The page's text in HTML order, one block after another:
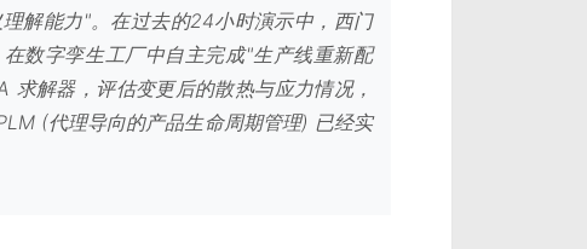
解能力"。在过去的24小时演示中，西门
数字孪生工厂中自主完成"生产线重新配
求解器，评估变更后的散热与应力情况，
(代理导向的产品生命周期管理) 已经实